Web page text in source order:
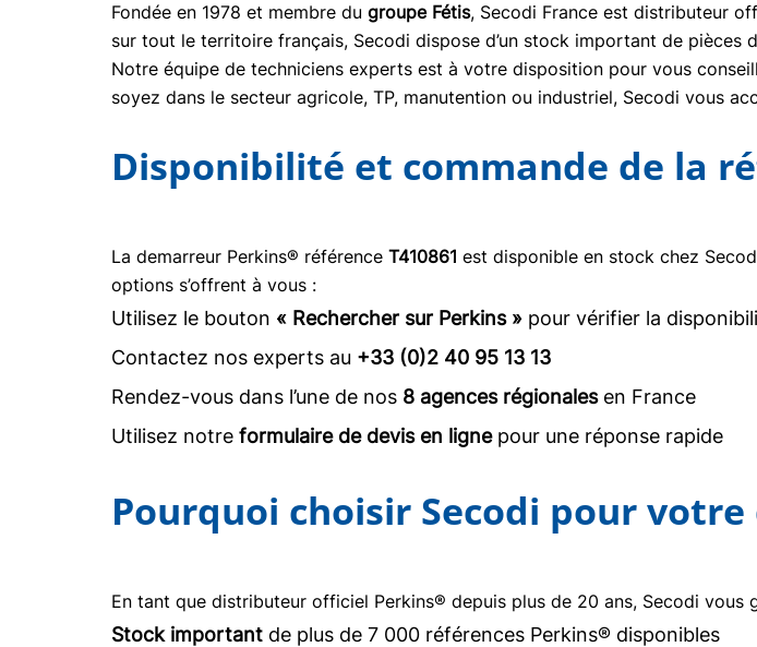
Fondée en 1978 et membre du groupe Fétis, Secodi France est distributeur
sur tout le territoire français, Secodi dispose d’un stock important de
Notre équipe de techniciens experts est à votre disposition pour vous
soyez dans le secteur agricole, TP, manutention ou industriel, Secodi vous
Disponibilité et commande de la
La demarreur Perkins® référence T410861 est disponible en stock chez
options s’offrent à vous :
Utilisez le bouton « Rechercher sur Perkins » pour vérifier la
Contactez nos experts au +33 (0)2 40 95 13 13
Rendez-vous dans l’une de nos 8 agences régionalesen France
Utilisez notre formulaire de devis en lignepour une réponse rapide
Pourquoi choisir Secodi pour
En tant que distributeur officiel Perkins® depuis plus de 20 ans, Secodi vous
Stock important de plus de 7 000 références Perkins® disponibles